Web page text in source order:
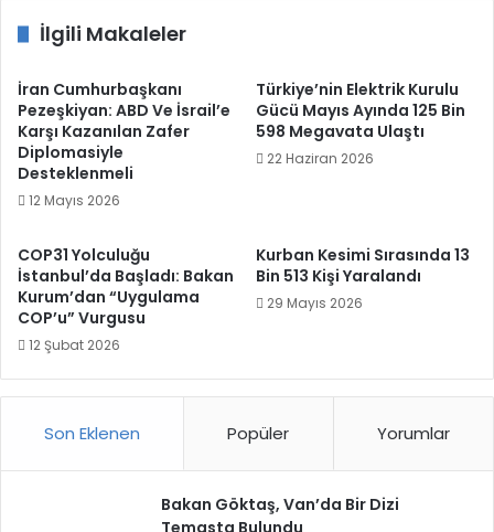
İlgili Makaleler
İran Cumhurbaşkanı
Pezeşkiyan: ABD Ve İsrail’e
Karşı Kazanılan Zafer
Diplomasiyle
Desteklenmeli
12 Mayıs 2026
Türkiye’nin Elektrik Kurulu
Gücü Mayıs Ayında 125 Bin
598 Megavata Ulaştı
22 Haziran 2026
COP31 Yolculuğu
İstanbul’da Başladı: Bakan
Kurum’dan “Uygulama
COP’u” Vurgusu
12 Şubat 2026
​Kurban Kesimi Sırasında 13
Bin 513 Kişi Yaralandı
29 Mayıs 2026
Son Eklenen Popüler Yorumlar
Bakan Göktaş, Van’da Bir Dizi